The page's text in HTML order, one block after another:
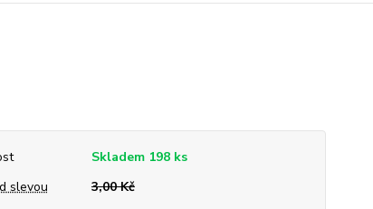
Skladem 198 ks
slevou
3,00 Kč